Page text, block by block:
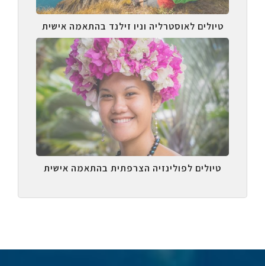
טיולים לאוסטרליה וניו זילנד בהתאמה אישית
טיולים לפולינזיה הצרפתית בהתאמה אישית